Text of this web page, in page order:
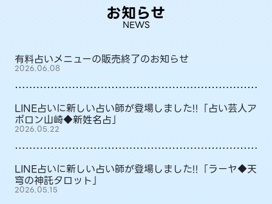
お知らせ
NEWS
有料占いメニューの販売終了のお知らせ
2026.06.08
LINE占いに新しい占い師が登場しました!!「占い芸人ア
ポロン山崎◆新姓名占」
2026.05.22
LINE占いに新しい占い師が登場しました!!「ラーヤ◆天
穹の神託タロット」
2026.05.15